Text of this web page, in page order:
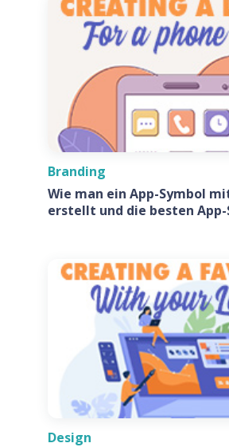
Branding
Wie man ein App-Symbol
erstellt und die besten App-
Design